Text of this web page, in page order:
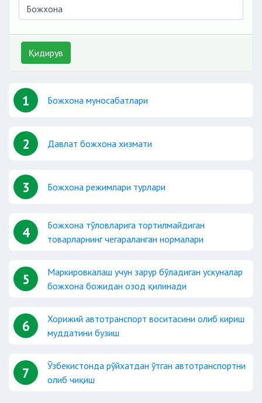
Қидирув
1 Божхона муносабатлари
2 Давлат божхона хизмати
3 Божхона режимлари турлари
4
Божхона тўловларига тортилмайдиган
товарларнинг чегараланган нормалари
5
Маркировкалаш учун зарур бўладиган ускуналар
божхона божидан озод қилинади
6
Хорижий автотранспорт воситасини олиб кириш
муддатини бузиш
7
Ўзбекистонда рўйхатдан ўтган автотранспортни
олиб чиқиш